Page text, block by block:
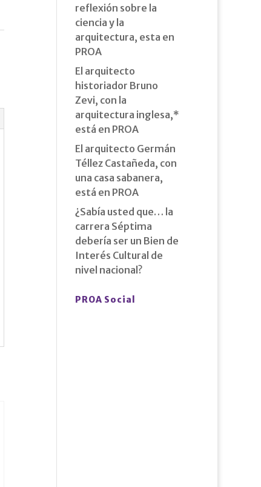
reflexión sobre la
ciencia y la
arquitectura, esta en
PROA
El arquitecto
historiador Bruno
Zevi, con la
arquitectura inglesa,*
está en PROA
El arquitecto Germán
Téllez Castañeda, con
una casa sabanera,
está en PROA
¿Sabía usted que… la
carrera Séptima
debería ser un Bien de
Interés Cultural de
nivel nacional?
PROA Social